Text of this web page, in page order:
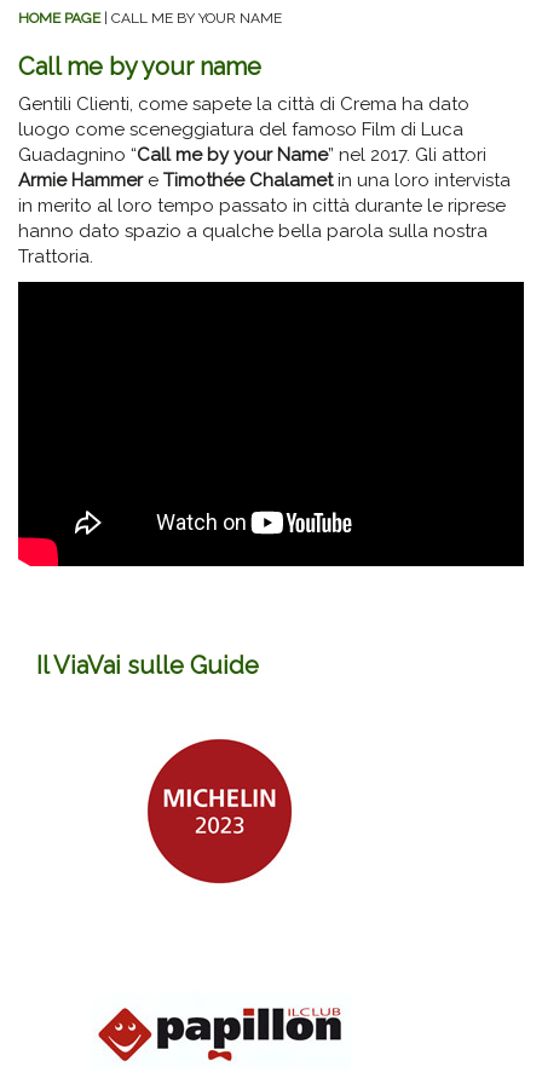
HOME PAGE| CALL ME BY YOUR NAME
Call me by your name
Gentili Clienti, come sapete la città di Crema ha dato
luogo come sceneggiatura del famoso Film di Luca
Guadagnino “Call me by your Name” nel 2017. Gli attori
Armie Hammere Timothée Chalametin una loro intervista
in merito al loro tempo passato in città durante le riprese
hanno dato spazio a qualche bella parola sulla nostra
Trattoria.
Il ViaVai sulle Guide